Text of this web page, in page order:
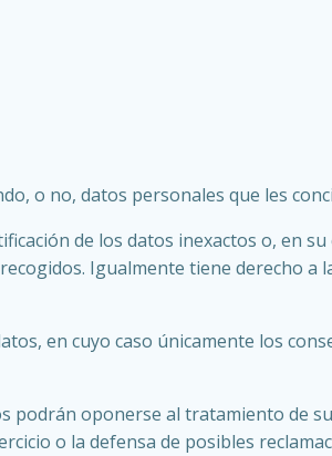
o no, datos personales que les
de los datos inexactos o, en
Igualmente tiene derecho a
en cuyo caso únicamente los
podrán oponerse al tratamiento de
o la defensa de posibles